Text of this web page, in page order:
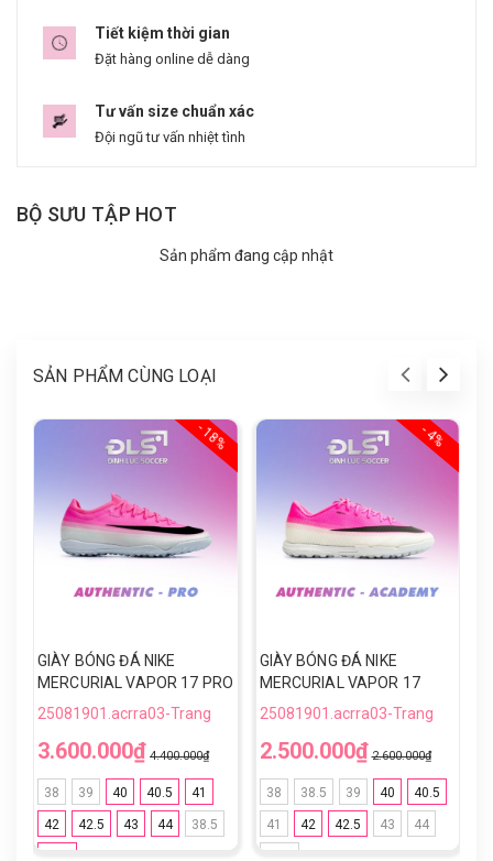
Tiết kiệm thời gian
Đặt hàng online dễ dàng
Tư vấn size chuẩn xác
Đội ngũ tư vấn nhiệt tình
BỘ SƯU TẬP HOT
Sản phẩm đang cập nhật
SẢN PHẨM CÙNG LOẠI
- 18%
GIÀY BÓNG ĐÁ NIKE
MERCURIAL VAPOR 17 PRO
TF World Cup 2026 -
IU2727-900 - HỒNG/TRẮNG
25081901.acrra03-Trang
3.600.000₫ 4.400.000₫
38 39 40 40.5 41
42 42.5 43 44 38.5
- 4%
GIÀY BÓNG ĐÁ NIKE
MERCURIAL VAPOR 17
ACADEMY TF World Cup
HỒNG/TRẮNG
25081901.acrra03-Trang
2.500.000₫ 2.600.000₫
38 38.5 39 40 40.5
41 42 42.5 43 44